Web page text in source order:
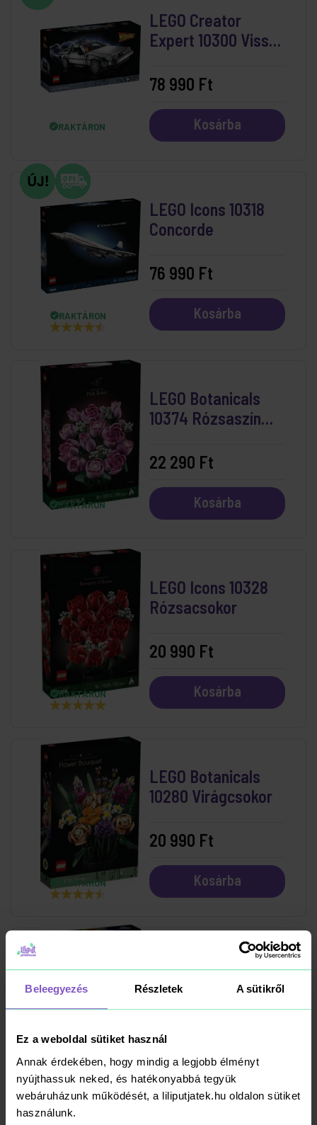
Beleegyezés Részletek A sütikről
Ez a weboldal sütiket használ
Annak érdekében, hogy mindig a legjobb élményt
nyújthassuk neked, és hatékonyabbá tegyük
webáruházunk működését, a liliputjatek.hu oldalon sütiket
használunk.
RAKTÁRON
LEGO Creator
Expert 10300 Vissza
78 990 Ft
Kosárba
RAKTÁRON
LEGO Icons 10318
Concorde
76 990 Ft
Kosárba
RAKTÁRON
LEGO Botanicals
10374 Rózsaszín
22 290 Ft
Kosárba
RAKTÁRON
LEGO Icons 10328
Rózsacsokor
20 990 Ft
Kosárba
RAKTÁRON
LEGO Botanicals
10280 Virágcsokor
20 990 Ft
Kosárba
LEGO Icons 10313
Vadvirág-csokor
20 990 Ft
Kosárba